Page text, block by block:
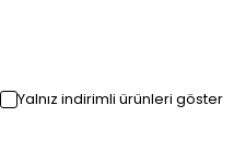
Yalnız indirimli ürünleri göster